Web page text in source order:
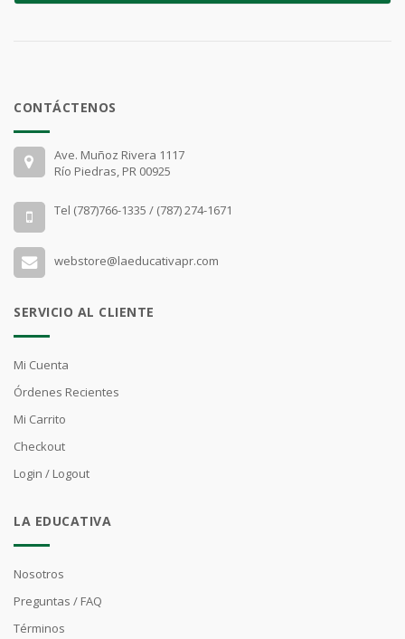
CONTÁCTENOS
Ave. Muñoz Rivera 1117
Río Piedras, PR 00925
Tel (787)766-1335 / (787) 274-1671
webstore@laeducativapr.com
SERVICIO AL CLIENTE
Mi Cuenta
Órdenes Recientes
Mi Carrito
Checkout
Login / Logout
LA EDUCATIVA
Nosotros
Preguntas / FAQ
Términos